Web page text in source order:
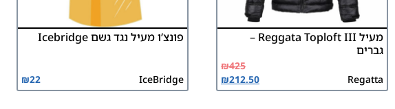
מעיל Reggata Toploft III –
גברים
Regatta
₪425
₪212.50
פונצ’ו מעיל נגד גשם Icebridge
IceBridge
₪22